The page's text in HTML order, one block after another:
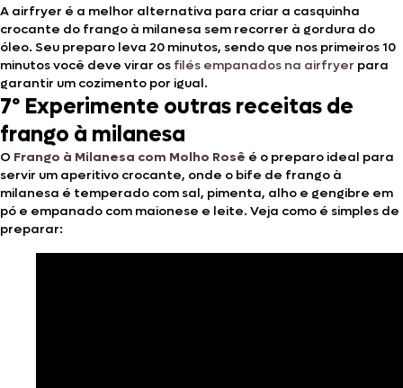
A airfryer é a melhor alternativa para criar a casquinha
crocante do frango à milanesa sem recorrer à gordura do
óleo. Seu preparo leva 20 minutos, sendo que nos primeiros 10
minutos você deve virar os filés empanados na airfryer para
garantir um cozimento por igual.
7º Experimente outras receitas de
frango à milanesa
O Frango à Milanesa com Molho Rosê é o preparo ideal para
servir um aperitivo crocante, onde o bife de frango à
milanesa é temperado com sal, pimenta, alho e gengibre em
pó e empanado com maionese e leite. Veja como é simples de
preparar: